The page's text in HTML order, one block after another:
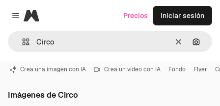
Close menu
Magnific
Borrar
Precios Iniciar sesión
Crea una imagen con IA Crea un vídeo con IA Fondo Flyer
Imágenes de Circo